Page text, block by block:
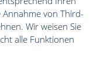
von Third-
Wir weisen Sie
alle Funktionen